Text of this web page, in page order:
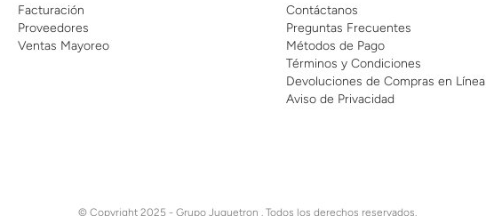
Facturación
Proveedores
Ventas Mayoreo
Contáctanos
Preguntas Frecuentes
Métodos de Pago
Términos y Condiciones
Devoluciones de Compras en Línea
Aviso de Privacidad
© Copyright 2025 - Grupo Juguetron . Todos los derechos reservados.